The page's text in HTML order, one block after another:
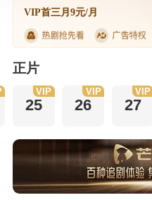
VIP首三月9元/月
正片
25
VIP
26
VIP
27
VIP